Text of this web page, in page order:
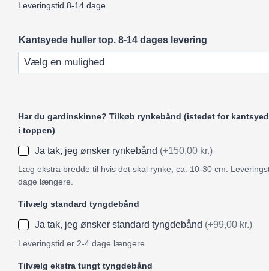
Leveringstid 8-14 dage.
Kantsyede huller top. 8-14 dages levering
Har du gardinskinne? Tilkøb rynkebånd (istedet for
i toppen)
Ja tak, jeg ønsker rynkebånd (+150,00 kr.)
Læg ekstra bredde til hvis det skal rynke, ca. 10-30 cm.
dage længere.
Tilvælg standard tyngdebånd
Ja tak, jeg ønsker standard tyngdebånd (+99,00 kr.)
Leveringstid er 2-4 dage længere.
Tilvælg ekstra tungt tyngdebånd